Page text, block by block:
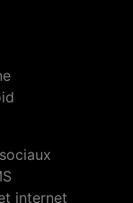
internet